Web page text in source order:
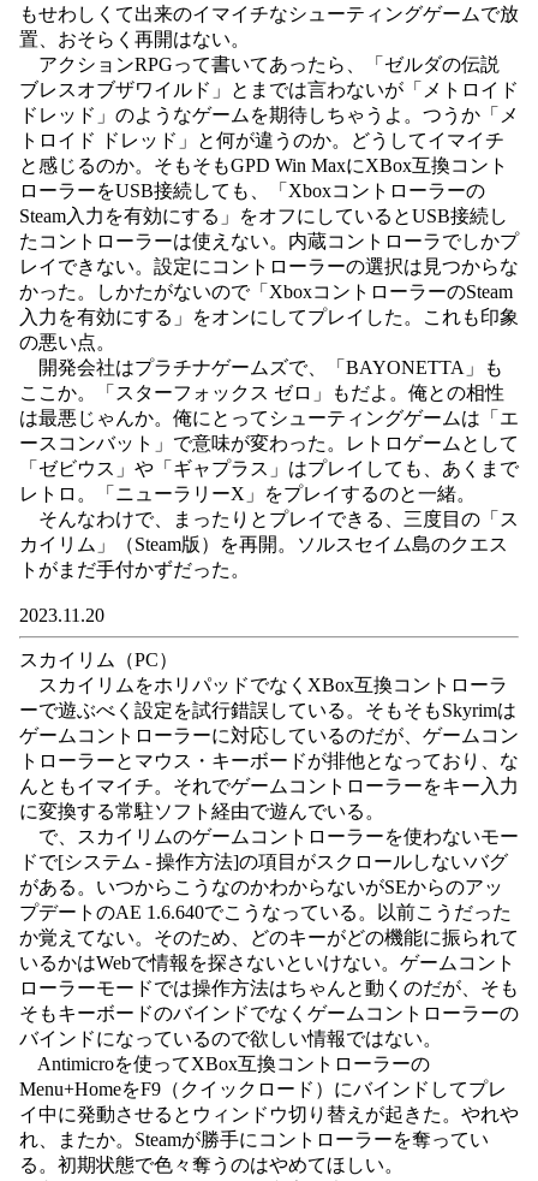
もせわしくて出来のイマイチなシューティングゲームで放
置、おそらく再開はない。
アクションRPGって書いてあったら、「ゼルダの伝説
ブレスオブザワイルド」とまでは言わないが「メトロイド
ドレッド」のようなゲームを期待しちゃうよ。つうか「メ
トロイド ドレッド」と何が違うのか。どうしてイマイチ
と感じるのか。そもそもGPD Win MaxにXBox互換コント
ローラーをUSB接続しても、「Xboxコントローラーの
Steam入力を有効にする」をオフにしているとUSB接続し
たコントローラーは使えない。内蔵コントローラでしかプ
レイできない。設定にコントローラーの選択は見つからな
かった。しかたがないので「XboxコントローラーのSteam
入力を有効にする」をオンにしてプレイした。これも印象
の悪い点。
開発会社はプラチナゲームズで、「BAYONETTA」も
ここか。「スターフォックス ゼロ」もだよ。俺との相性
は最悪じゃんか。俺にとってシューティングゲームは「エ
ースコンバット」で意味が変わった。レトロゲームとして
「ゼビウス」や「ギャプラス」はプレイしても、あくまで
レトロ。「ニューラリーX」をプレイするのと一緒。
そんなわけで、まったりとプレイできる、三度目の「ス
カイリム」（Steam版）を再開。ソルスセイム島のクエス
トがまだ手付かずだった。
2023.11.20
スカイリム（PC）
スカイリムをホリパッドでなくXBox互換コントローラ
ーで遊ぶべく設定を試行錯誤している。そもそもSkyrimは
ゲームコントローラーに対応しているのだが、ゲームコン
トローラーとマウス・キーボードが排他となっており、な
んともイマイチ。それでゲームコントローラーをキー入力
に変換する常駐ソフト経由で遊んでいる。
で、スカイリムのゲームコントローラーを使わないモー
ドで[システム - 操作方法]の項目がスクロールしないバグ
がある。いつからこうなのかわからないがSEからのアッ
プデートのAE 1.6.640でこうなっている。以前こうだった
か覚えてない。そのため、どのキーがどの機能に振られて
いるかはWebで情報を探さないといけない。ゲームコント
ローラーモードでは操作方法はちゃんと動くのだが、そも
そもキーボードのバインドでなくゲームコントローラーの
バインドになっているので欲しい情報ではない。
Antimicroを使ってXBox互換コントローラーの
Menu+HomeをF9（クイックロード）にバインドしてプレ
イ中に発動させるとウィンドウ切り替えが起きた。やれや
れ、またか。Steamが勝手にコントローラーを奪ってい
る。初期状態で色々奪うのはやめてほしい。